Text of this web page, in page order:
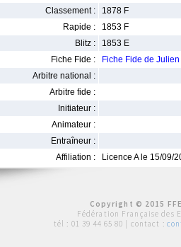
Classement :
1878 F
Rapide :
1853 F
Blitz :
1853 E
Fiche Fide :
Fiche Fide de
Arbitre national :
Arbitre fide :
Initiateur :
Animateur :
Entraîneur :
Affiliation :
Licence A le 15/09/
Copyright © 2015
Fédération Française des
tél : 01 39 44 65 80 | contact :